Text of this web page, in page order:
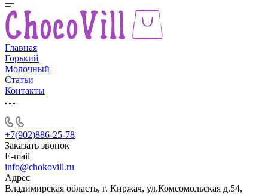
Главная
Горький
Молочный
Статьи
Контакты
+7(902)886-25-78
Заказать звонок
E-mail
info@chokovill.ru
Адрес
Владимирская область, г. Киржач, ул.Комсомольская д.54,